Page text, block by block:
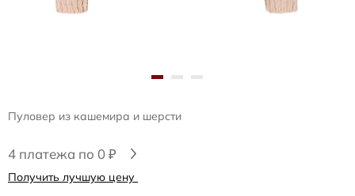
Пуловер из кашемира и шерсти
4 платежа по 0 ₽
Получить лучшую цену